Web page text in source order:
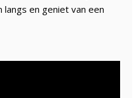
langs en geniet van een